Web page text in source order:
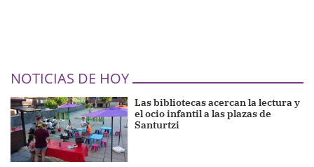
NOTICIAS DE HOY
Las bibliotecas acercan la lectura y
el ocio infantil a las plazas de
Santurtzi